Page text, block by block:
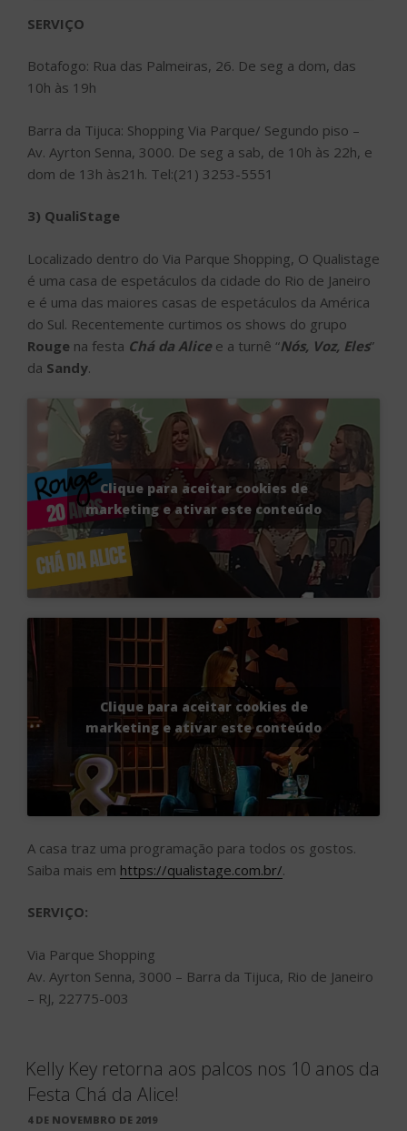
SERVIÇO
Botafogo: Rua das Palmeiras, 26. De seg a dom, das
10h às 19h
Barra da Tijuca: Shopping Via Parque/ Segundo piso –
Av. Ayrton Senna, 3000. De seg a sab, de 10h às 22h, e
dom de 13h às21h. Tel:(21) 3253-5551
3) QualiStage
Localizado dentro do Via Parque Shopping, O Qualistage
é uma casa de espetáculos da cidade do Rio de Janeiro
e é uma das maiores casas de espetáculos da América
do Sul. Recentemente curtimos os shows do grupo
Rouge na festa Chá da Alice e a turnê “Nós, Voz, Eles”
da Sandy.
Clique para aceitar cookies de
marketing e ativar este conteúdo
Clique para aceitar cookies de
marketing e ativar este conteúdo
A casa traz uma programação para todos os gostos.
Saiba mais em https://qualistage.com.br/.
SERVIÇO:
Via Parque Shopping
Av. Ayrton Senna, 3000 – Barra da Tijuca, Rio de Janeiro
– RJ, 22775-003
Kelly Key retorna aos palcos nos 10 anos da
Festa Chá da Alice!
PUBLICADO
4 DE NOVEMBRO DE 2019